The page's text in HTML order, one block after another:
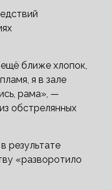
ближе хлопок,
я в зале
рама», —
обстрелянных
результате
«разворотило